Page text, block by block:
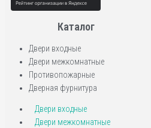
Каталог
Двери входные
Двери межкомнатные
Противопожарные
Дверная фурнитура
Двери входные
Двери межкомнатные